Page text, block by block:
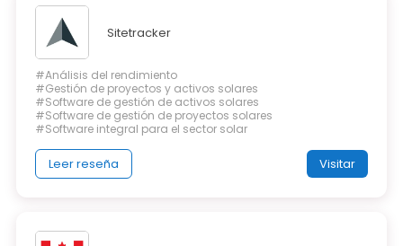
Sitetracker
#Análisis del rendimiento
#Gestión de proyectos y activos solares
#Software de gestión de activos solares
#Software de gestión de proyectos solares
#Software integral para el sector solar
Leer reseña Visitar